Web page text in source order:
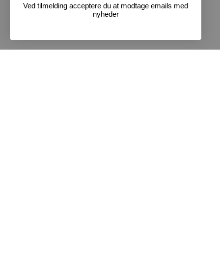
Ved tilmelding acceptere du at modtage emails med
nyheder